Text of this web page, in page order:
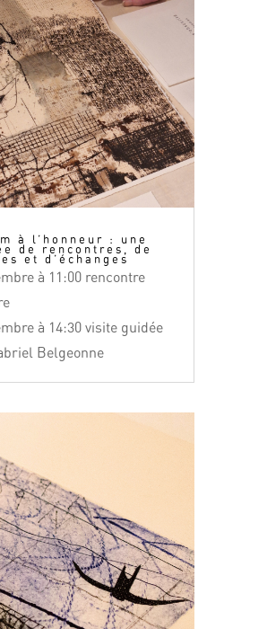
à l’honneur : une
de rencontres, de
et d’échanges
à 11:00 rencontre
à 14:30 visite guidée
Belgeonne